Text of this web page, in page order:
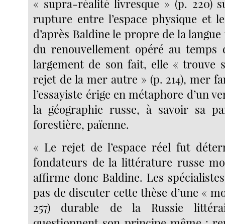
« supra-réalité livresque » (p. 220)
rupture entre l’espace physique et
d’après Baldine le propre de la
du renouvellement opéré au temps
largement de son fait, elle « trouve
rejet de la mer autre » (p. 214), mer
l’essayiste érige en métaphore d’un
la géographie russe, à savoir sa
forestière, païenne.
« Le rejet de l’espace réel fut
fondateurs de la littérature russe
affirme donc Baldine. Les
pas de discuter cette thèse d’une «
257) durable de la Russie